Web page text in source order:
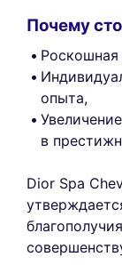
Почему
Роскошная
опыта,
в
Dior Spa